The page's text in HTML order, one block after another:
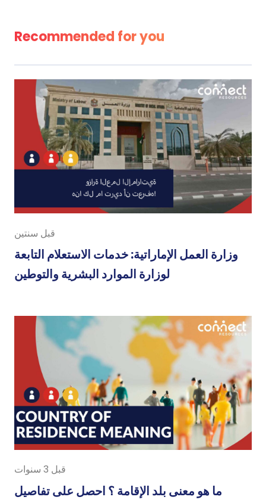
Recommended for you
قبل سنتين
وزارة العمل الإماراتية: خدمات الاستعلام التابعة
لوزارة الموارد البشرية والتوطين
قبل 3 سنوات
ما هو معنى بلد الإقامة ؟ احصل على تفاصيل